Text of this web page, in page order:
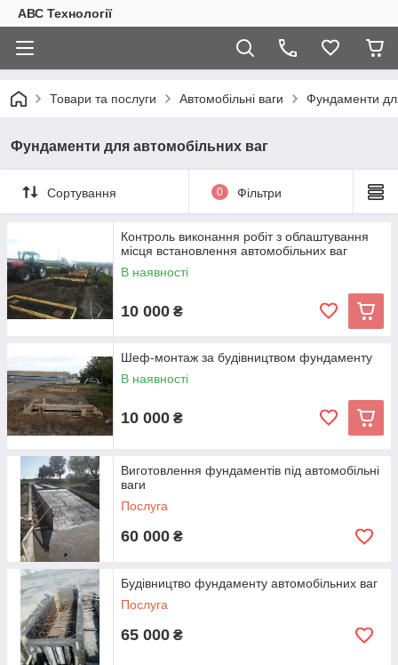
АВС Технології
Товари та послуги Автомобільні ваги Фундаменти
Фундаменти для автомобільних ваг
Сортування 0 Фільтри
Контроль виконання робіт з облаштування
місця встановлення автомобільних ваг
В наявності
10 000 ₴
Шеф-монтаж за будівництвом фундаменту
В наявності
10 000 ₴
Виготовлення фундаментів під автомобільні
ваги
Послуга
60 000 ₴
Будівництво фундаменту автомобільних ваг
Послуга
65 000 ₴